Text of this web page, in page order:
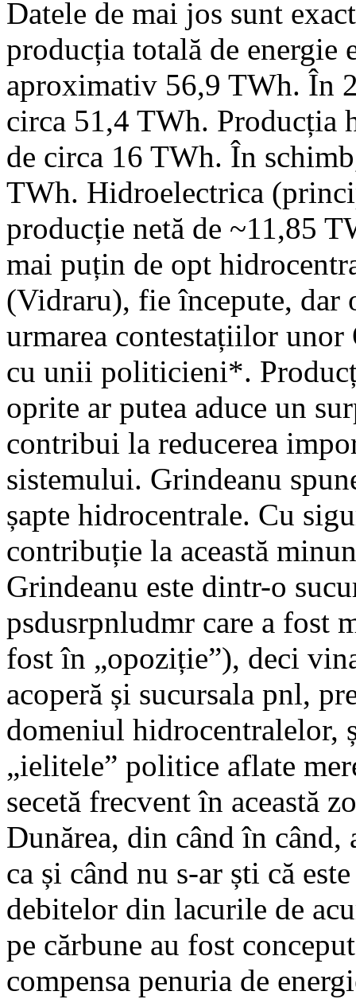
Datele de mai jos sunt
producția totală de energie
aproximativ 56,9 TWh. În
circa 51,4 TWh. Producția
de circa 16 TWh. În
TWh. Hidroelectrica
producție netă de ~11,85
mai puțin de opt
(Vidraru), fie începute,
urmarea contestațiilor
cu unii politicieni*.
oprite ar putea aduce un
contribui la reducerea
sistemului. Grindeanu
șapte hidrocentrale. Cu
contribuție la această
Grindeanu este dintr-o
psdusrpnludmr care a fost
fost în „opoziție”), deci
acoperă și sucursala pnl,
domeniul hidrocentralelor,
„ielitele” politice aflate
secetă frecvent în această
Dunărea, din când în
ca și când nu s-ar ști că
debitelor din lacurile de
pe cărbune au fost
compensa penuria de